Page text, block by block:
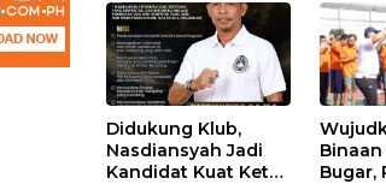
Didukung Klub,
Nasdiansyah Jadi
Kandidat Kuat Ketua
Bugar,